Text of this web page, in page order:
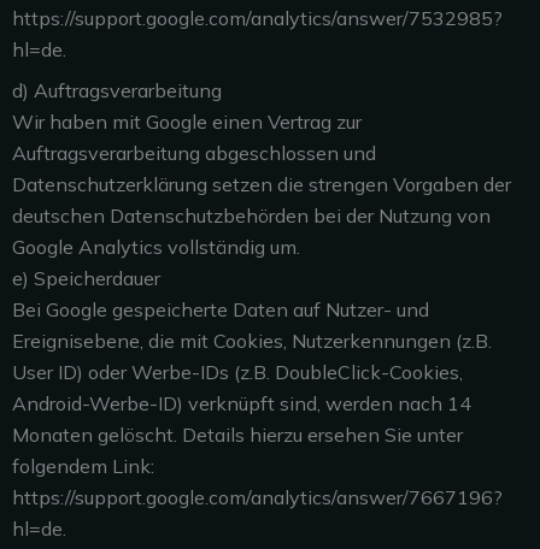
https://support.google.com/analytics/answer/7532985?
hl=de.
d) Auftragsverarbeitung
Wir haben mit Google einen Vertrag zur
Auftragsverarbeitung abgeschlossen und
Datenschutzerklärung setzen die strengen Vorgaben der
deutschen Datenschutzbehörden bei der Nutzung von
Google Analytics vollständig um.
e) Speicherdauer
Bei Google gespeicherte Daten auf Nutzer- und
Ereignisebene, die mit Cookies, Nutzerkennungen (z.B.
User ID) oder Werbe-IDs (z.B. DoubleClick-Cookies,
Android-Werbe-ID) verknüpft sind, werden nach 14
Monaten gelöscht. Details hierzu ersehen Sie unter
folgendem Link:
https://support.google.com/analytics/answer/7667196?
hl=de.